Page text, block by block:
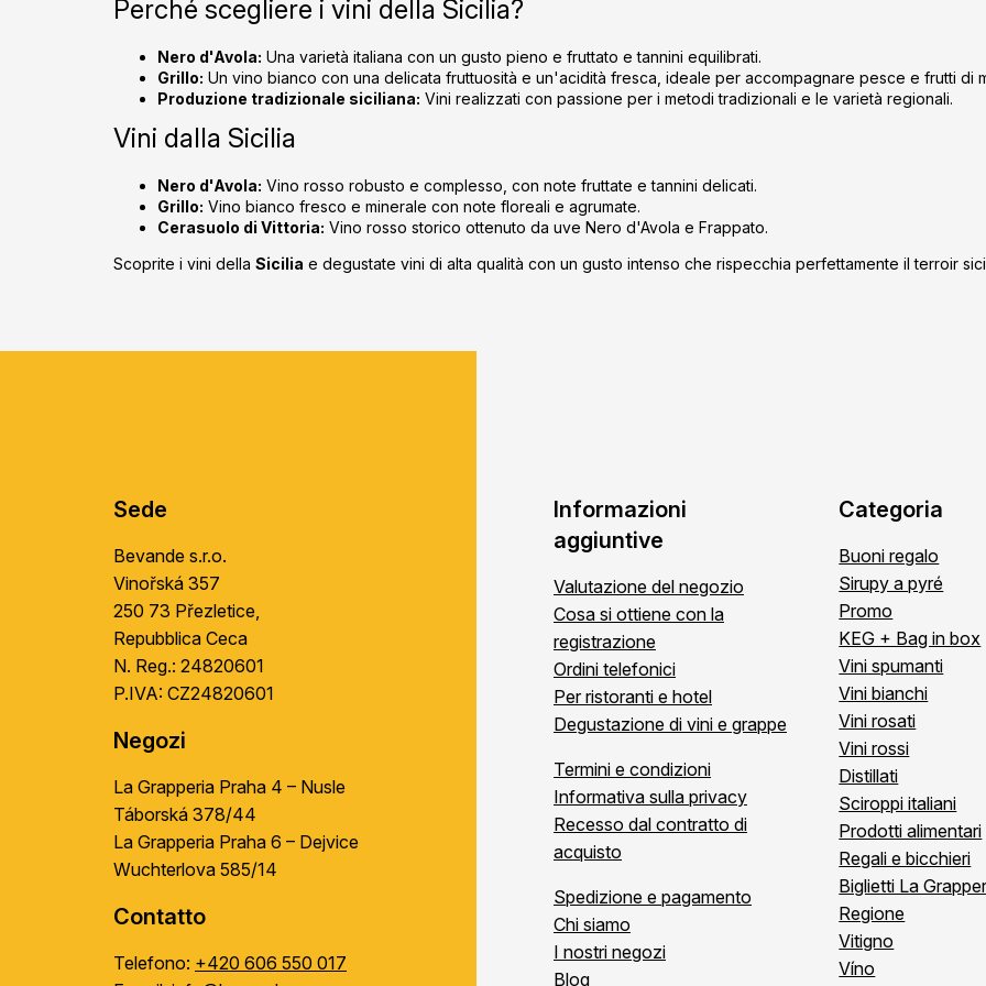
l
i
s
r
i
l
r
Perché scegliere i vini della Sicilia?
Nero d'Avola: Una varietà italiana con un gusto pieno e fruttato e tannini equilibrati.
Grillo: Un vino bianco con una delicata fruttuosità e un'acidità fresca, ideale per accompagnare pesce e frutti di
Produzione tradizionale siciliana: Vini realizzati con passione per i metodi tradizionali e le varietà regionali.
Vini dalla Sicilia
Nero d'Avola: Vino rosso robusto e complesso, con note fruttate e tannini delicati.
Grillo: Vino bianco fresco e minerale con note floreali e agrumate.
Cerasuolo di Vittoria: Vino rosso storico ottenuto da uve Nero d'Avola e Frappato.
Scoprite i vini della Sicilia e degustate vini di alta qualità con un gusto intenso che rispecchia perfettamente il terroir
Sede
Bevande s.r.o.
Vinořská 357
250 73 Přezletice,
Repubblica Ceca
N. Reg.: 24820601
P.IVA: CZ24820601
Negozi
La Grapperia Praha 4 – Nusle
Táborská 378/44
La Grapperia Praha 6 – Dejvice
Wuchterlova 585/14
Contatto
Telefono: +420 606 550 017
Informazioni
aggiuntive
Valutazione del negozio
Cosa si ottiene con la
registrazione
Ordini telefonici
Per ristoranti e hotel
Degustazione di vini e grappe
Termini e condizioni
Informativa sulla privacy
Recesso dal contratto di
acquisto
Spedizione e pagamento
Chi siamo
I nostri negozi
Blog
Categoria
Buoni regalo
Sirupy a pyré
Promo
KEG + Bag in box
Vini spumanti
Vini bianchi
Vini rosati
Vini rossi
Distillati
Sciroppi italiani
Prodotti alimentari
Regali e bicchieri
Biglietti La
Regione
Vitigno
Víno